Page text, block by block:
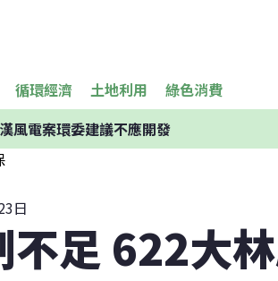
循環經濟 土地利用 綠色消費
風電案環委建議不應開發
日
不足 622大